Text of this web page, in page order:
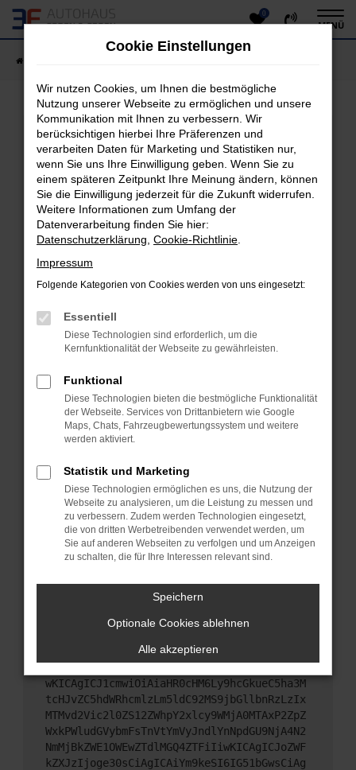
Zum
Hauptinhalt
0
MENÜ
Fehler: Network Error
Beim Laden ist ein Fehler aufgetreten.
Hier sind ein paar Tipps, die dir helfen können:
Überprüfe deine Firewall und deine
Internetverbindung.
Laden andere Webseiten, zum Beispiel deine
Suchmaschine?
Prüfe deine Browsererweiterungen.
das Laden bestimmter Seiten verhindern.
Funktioniert die Seite in einem anderen Browser
oder in einem privaten Fenster?
Das kann manchmal helfen, vorübergehende
Probleme zu beheben.
Stelle sicher, dass dein Browser und dein
Betriebssystem auf dem neuesten Stand sind.
Sicherheitsrisiko, sondern kann auch dazu führen,
dass bestimmte Funktionen nicht mehr
unterstützt werden.
Wende dich an den Webseitenbetreiber.
Wenn du alle oben genannten Schritte versucht
hast, kontaktiere uns bitte. Wir werden versuchen,
das Problem zu beheben. Du kannst uns diesen
Text schicken, um uns bei der Fehlersuche zu
unterstützen:
ewogICJuYW1lIjogIk5ldHdvcmtFcnJvciIsCiAgI
mNvbmZpZyI6IHsKICAgICJtZXRob2QiOiAiR0VUIi
wKICAgICJ1cmwiOiAiaHR0cHM6Ly9hcGkueC5ha3M
tcHJvZC5hdWRhcmlzLm5ldC92MS9jbGllbnRzLzIx
MTMvd2Vic2l0ZS12ZWhpY2xlcy9WMjA0MTAxP2ZpZ
WxkPWludGVybmFsTnVtYmVyJndlYnNpdGU9NjA4N2
NmMjBkZWE1OWEwZTdlMGQ4ZTFiIiwKICAgICJoZWF
kZXJzIjoge30sCiAgICAiYm9keSI6IG51bGwsCiAg
Cookie Einstellungen
Wir nutzen Cookies, um Ihnen die bestmögliche
Nutzung unserer Webseite zu ermöglichen und unsere
Kommunikation mit Ihnen zu verbessern. Wir
berücksichtigen hierbei Ihre Präferenzen und
verarbeiten Daten für Marketing und Statistiken nur,
wenn Sie uns Ihre Einwilligung geben. Wenn Sie zu
einem späteren Zeitpunkt Ihre Meinung ändern, können
Sie die Einwilligung jederzeit für die Zukunft widerrufen.
Weitere Informationen zum Umfang der
Datenverarbeitung finden Sie hier:
Datenschutzerklärung Cookie-Richtlinie
Impressum
Folgende Kategorien von Cookies werden von uns eingesetzt:
Essentiell
Diese Technologien sind erforderlich, um die
Kernfunktionalität der Webseite zu gewährleisten.
Funktional
Diese Technologien bieten die bestmögliche Funktionalität
der Webseite. Services von Drittanbietern wie Google
Maps, Chats, Fahrzeugbewertungssystem und weitere
werden aktiviert.
Statistik und Marketing
Diese Technologien ermöglichen es uns, die Nutzung der
Webseite zu analysieren, um die Leistung zu messen und
zu verbessern. Zudem werden Technologien eingesetzt,
die von dritten Werbetreibenden verwendet werden, um
Sie auf anderen Webseiten zu verfolgen und um Anzeigen
zu schalten, die für Ihre Interessen relevant sind.
Speichern
Optionale Cookies ablehnen
Alle akzeptieren